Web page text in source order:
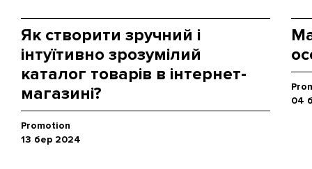
Як створити зручний і
інтуїтивно зрозумілий
каталог товарів в інтернет-
магазині?
Promotion
13 бер 2024
04